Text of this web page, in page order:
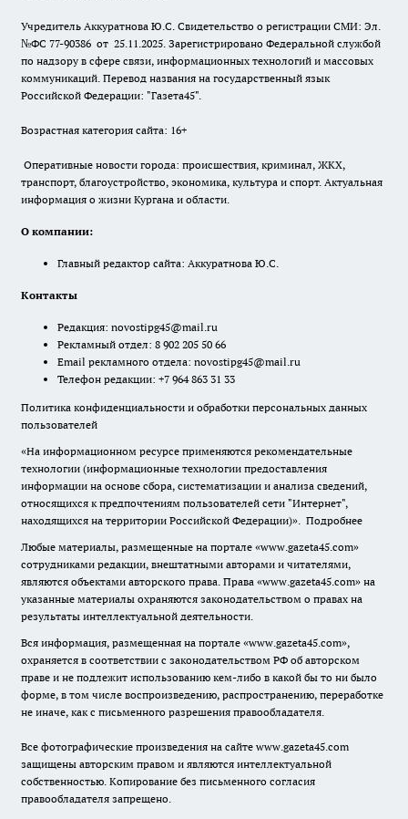
Учредитель Аккуратнова Ю.С. Свидетельство о регистрации СМИ: Эл.
№ФС 77-90386 от 25.11.2025. Зарегистрировано Федеральной службой
по надзору в сфере связи, информационных технологий и массовых
коммуникаций. Перевод названия на государственный язык
Российской Федерации: "Газета45".
Возрастная категория сайта: 16+
Оперативные новости города: происшествия, криминал, ЖКХ,
транспорт, благоустройство, экономика, культура и спорт. Актуальная
информация о жизни Кургана и области.
О компании:
Главный редактор сайта: Аккуратнова Ю.С.
Контакты
Редакция: novostipg45@mail.ru
Рекламный отдел: 8 902 205 50 66
Email рекламного отдела: novostipg45@mail.ru
Телефон редакции: +7 964 863 31 33
Политика конфиденциальности и обработки персональных данных
пользователей
«На информационном ресурсе применяются рекомендательные
технологии (информационные технологии предоставления
информации на основе сбора, систематизации и анализа сведений,
относящихся к предпочтениям пользователей сети "Интернет",
находящихся на территории Российской Федерации)». Подробнее
Любые материалы, размещенные на портале «www.gazeta45.com»
сотрудниками редакции, внештатными авторами и читателями,
являются объектами авторского права. Права «www.gazeta45.com» на
указанные материалы охраняются законодательством о правах на
результаты интеллектуальной деятельности.
Вся информация, размещенная на портале «www.gazeta45.com»,
охраняется в соответствии с законодательством РФ об авторском
праве и не подлежит использованию кем-либо в какой бы то ни было
форме, в том числе воспроизведению, распространению, переработке
не иначе, как с письменного разрешения правообладателя.
Все фотографические произведения на сайте www.gazeta45.com
защищены авторским правом и являются интеллектуальной
собственностью. Копирование без письменного согласия
правообладателя запрещено.